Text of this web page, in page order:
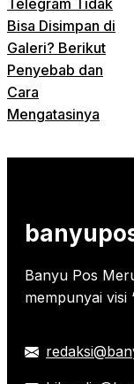
Telegram Tidak
Bisa Disimpan di
Galeri? Berikut
Penyebab dan
Cara
Mengatasinya
Banyu Pos
mempunyai visi